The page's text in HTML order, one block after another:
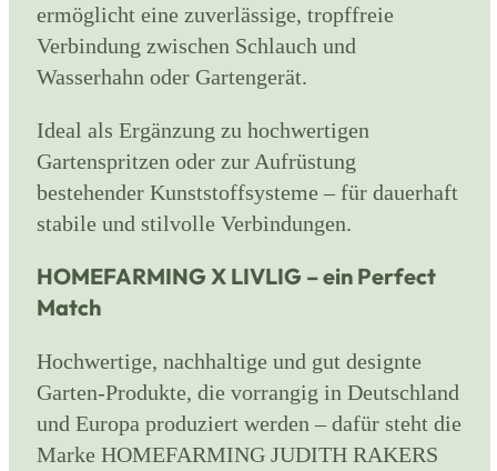
ermöglicht eine zuverlässige, tropffreie
Verbindung zwischen Schlauch und
Wasserhahn oder Gartengerät.
Ideal als Ergänzung zu hochwertigen
Gartenspritzen oder zur Aufrüstung
bestehender Kunststoffsysteme – für dauerhaft
stabile und stilvolle Verbindungen.
HOMEFARMING X LIVLIG – ein Perfect
Match
Hochwertige, nachhaltige und gut designte
Garten-Produkte, die vorrangig in Deutschland
und Europa produziert werden – dafür steht die
Marke HOMEFARMING JUDITH RAKERS